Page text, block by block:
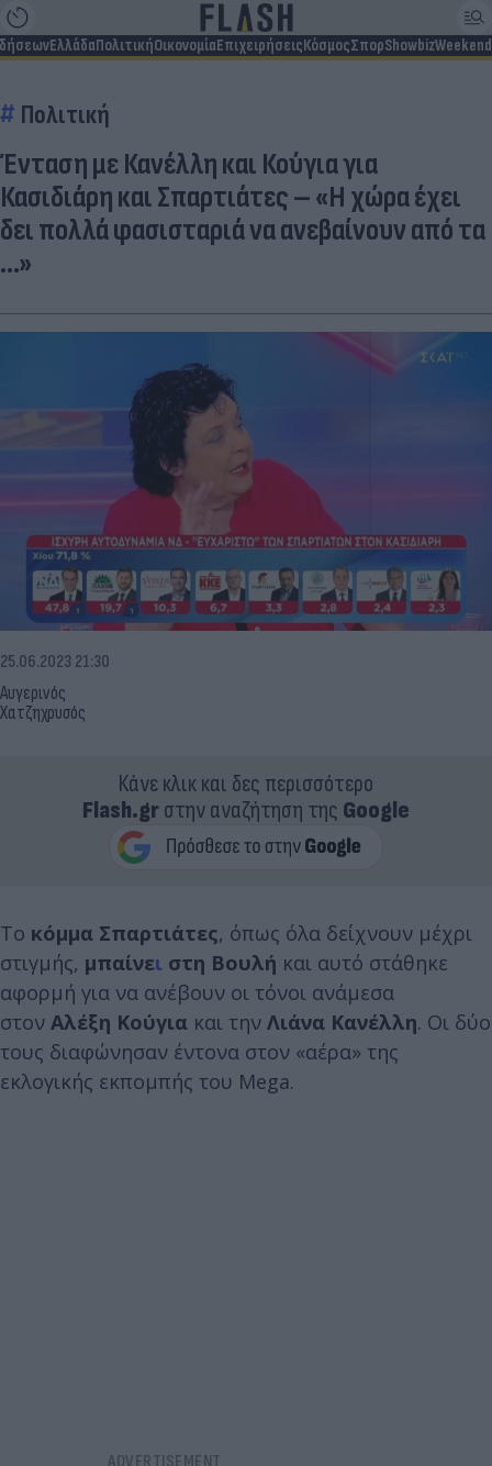
ΕλλάδαΠολιτικήΟικονομίαΕπιχειρήσειςΚόσμοςΣπορShowbizWeekend
Πολιτική
Ένταση με Κανέλλη και Κούγια για
Κασιδιάρη και Σπαρτιάτες – «Η χώρα έχει
δει πολλά φασισταριά να ανεβαίνουν από τα
...»
Αυγερινός
Χατζηχρυσός
25.06.2023 21:30
Κάνε κλικ και δες περισσότερο
Flash.grστην αναζήτηση της Google
Το κόμμα Σπαρτιάτες, όπως όλα δείχνουν μέχρι
στιγμής, μπαίνει στη Βουλή και αυτό στάθηκε
αφορμή για να ανέβουν οι τόνοι ανάμεσα
στον Αλέξη Κούγια και την Λιάνα Κανέλλη. Οι δύο
τους διαφώνησαν έντονα στον «αέρα» της
εκλογικής εκπομπής του Mega.